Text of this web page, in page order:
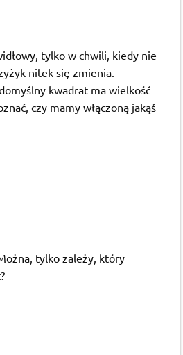
tylko w chwili, kiedy nie
nitek się zmienia.
kwadrat ma wielkość
czy mamy włączoną jakąś
tylko zależy, który